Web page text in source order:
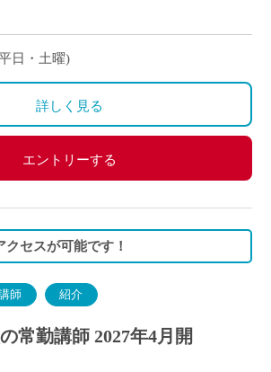
),450万円(25歳),570万円(35歳)
担任・部活動顧問を担当した場合）
可能。
日・土曜)
詳しく見る
エントリーする
セスが可能です！
師 紹介
常勤講師 2027年4月開